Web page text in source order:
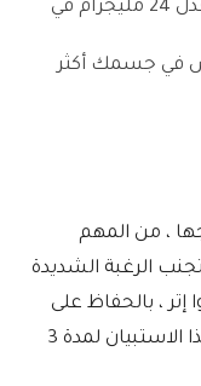
21 و 28 مليجرام من النيكوتين يوميًا (بمعدل 24 مليجرام في
في جسمك أكثر
، من المهم
الرغبة الشديدة
إتر ، بالحفاظ على
المستوى الذي حصلت عليه باستخدام هذا الاستبيان لمدة 3